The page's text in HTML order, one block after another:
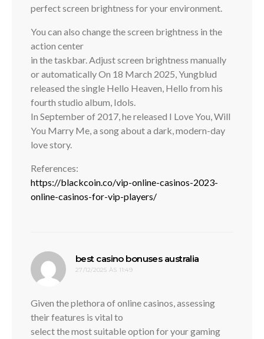
perfect screen brightness for your environment.
You can also change the screen brightness in the
action center
in the taskbar. Adjust screen brightness manually
or automatically On 18 March 2025, Yungblud
released the single Hello Heaven, Hello from his
fourth studio album, Idols.
In September of 2017, he released I Love You, Will
You Marry Me, a song about a dark, modern-day
love story.
References:
https://blackcoin.co/vip-online-casinos-2023-
online-casinos-for-vip-players/
best casino bonuses australia
27/12/2025 ÀS 11:49
Given the plethora of online casinos, assessing
their features is vital to
select the most suitable option for your gaming